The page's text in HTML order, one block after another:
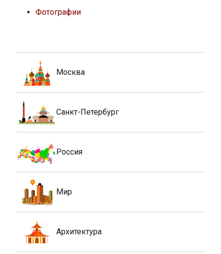
Фотографии
Москва
Санкт-Петербург
Россия
Мир
Архитектура